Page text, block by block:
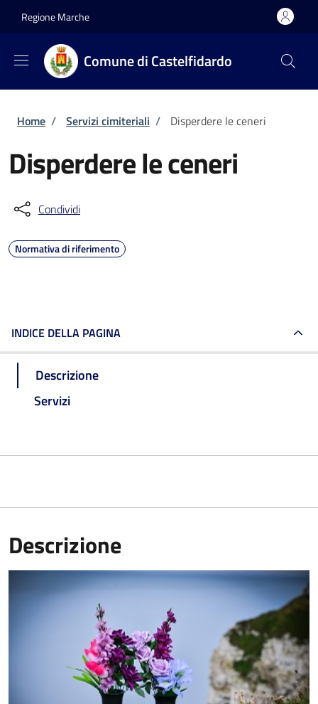
Regione Marche
Comune di Castelfidardo
Briciole di pane
Home / Servizi cimiteriali / Disperdere le ceneri
Disperdere le ceneri
Condividi
Normativa di riferimento
INDICE DELLA PAGINA
Descrizione
Servizi
Descrizione